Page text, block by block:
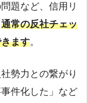
題など、信用リ
通常の反社チェッ
ます。
勢力との繋がり
件化した」など